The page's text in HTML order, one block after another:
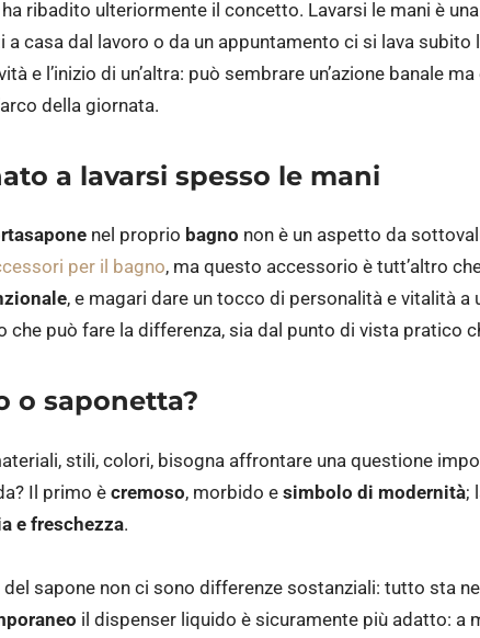
ha ribadito ulteriormente il concetto. Lavarsi le mani è
a casa dal lavoro o da un appuntamento ci si lava
e l’inizio di un’altra: può sembrare un’azione banale
della giornata.
a lavarsi spesso le mani
nel proprio bagno non è un aspetto da
per il bagno, ma questo accessorio è tutt’altro
, e magari dare un tocco di personalità e vitalità a
che può fare la differenza, sia dal punto di vista pratico
o saponetta?
stili, colori, bisogna affrontare una questione
Il primo è cremoso, morbido e simbolo di modernità;
e freschezza.
sapone non ci sono differenze sostanziali: tutto sta
il dispenser liquido è sicuramente più adatto: a